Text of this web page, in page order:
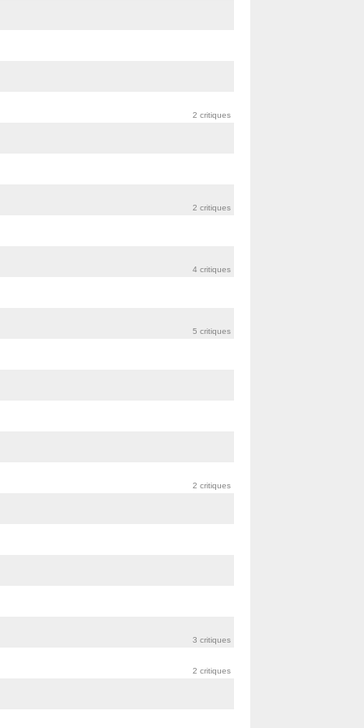
2 critiques
2 critiques
4 critiques
5 critiques
2 critiques
3 critiques
2 critiques